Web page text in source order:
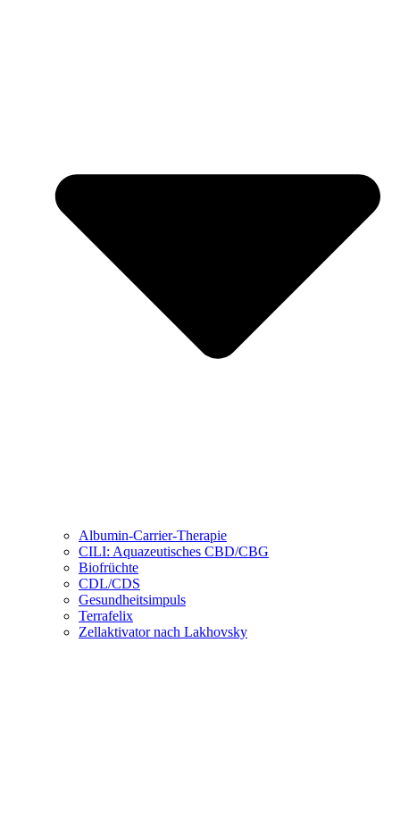
Albumin-Carrier-Therapie
CILI: Aquazeutisches CBD/CBG
Biofrüchte
CDL/CDS
Gesundheitsimpuls
Terrafelix
Zellaktivator nach Lakhovsky